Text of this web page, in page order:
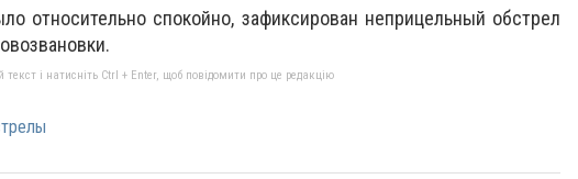
относительно спокойно, зафиксирован неприцельный обстрел
і натисніть Ctrl + Enter, щоб повідомити про це редакцію